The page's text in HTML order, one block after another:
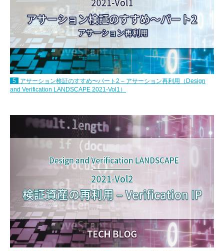
5
アサーション検証のすすめ〜パート2 – アサーション再利用（Design
and Verification LANDSCAPE 2021-Vol1）